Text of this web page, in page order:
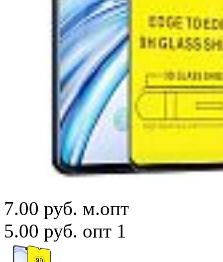
7.00 руб. м.опт
5.00 руб. опт 1